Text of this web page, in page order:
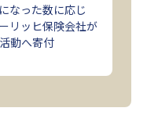
なった数に応じ
リッヒ保険会社が
動へ寄付